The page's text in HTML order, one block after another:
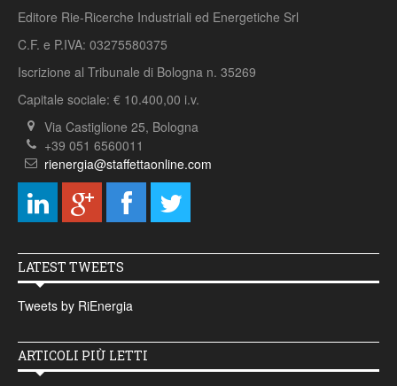
Editore Rie-Ricerche Industriali ed Energetiche Srl
C.F. e P.IVA: 03275580375
Iscrizione al Tribunale di Bologna n. 35269
Capitale sociale: € 10.400,00 i.v.
Via Castiglione 25, Bologna
+39 051 6560011
rienergia@staffettaonline.com
LATEST TWEETS
Tweets by RiEnergia
ARTICOLI PIÙ LETTI